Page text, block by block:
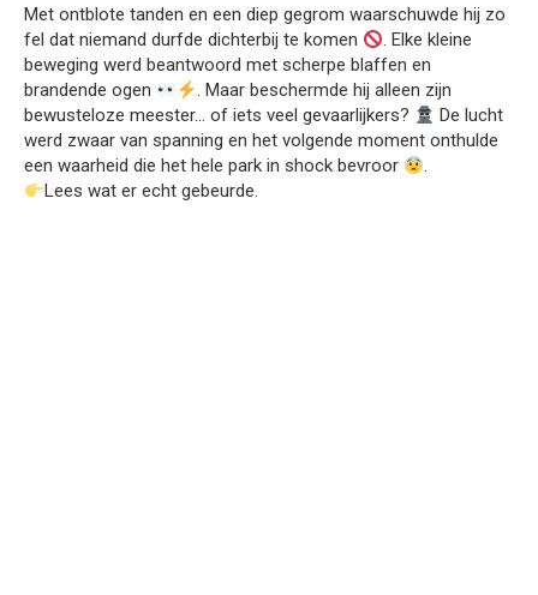
Met ontblote tanden en een diep gegrom waarschuwde hij zo
fel dat niemand durfde dichterbij te komen
. Elke kleine
beweging werd beantwoord met scherpe blaffen en
brandende ogen
. Maar beschermde hij alleen zijn
bewusteloze meester… of iets veel gevaarlijkers?
De lucht
werd zwaar van spanning en het volgende moment onthulde
een waarheid die het hele park in shock bevroor
.
Lees wat er echt gebeurde.